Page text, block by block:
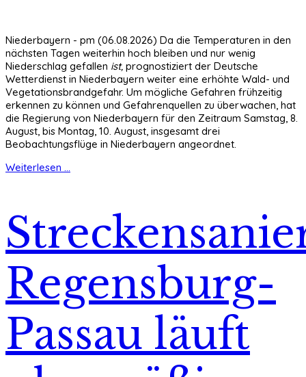
Niederbayern - pm (06.08.2026) Da die Temperaturen in den
nächsten Tagen weiterhin hoch bleiben und nur wenig
Niederschlag gefallen ist, prognostiziert der Deutsche
Wetterdienst in Niederbayern weiter eine erhöhte Wald- und
Vegetationsbrandgefahr. Um mögliche Gefahren frühzeitig
erkennen zu können und Gefahrenquellen zu überwachen, hat
die Regierung von Niederbayern für den Zeitraum Samstag, 8.
August, bis Montag, 10. August, insgesamt drei
Beobachtungsflüge in Niederbayern angeordnet.
Weiterlesen ...
Regensburg-
Passau läuft